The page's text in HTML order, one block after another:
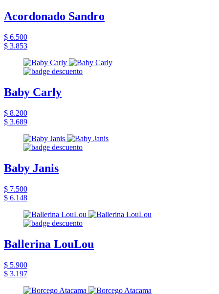
Acordonado Sandro
$ 6.500
$ 3.853
Baby Carly
$ 8.200
$ 3.689
Baby Janis
$ 7.500
$ 6.148
Ballerina LouLou
$ 5.900
$ 3.197